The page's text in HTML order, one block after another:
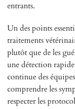
entrants.
Un des points
traitements
plutôt que de les
une détection
continue des
comprendre les
respecter les